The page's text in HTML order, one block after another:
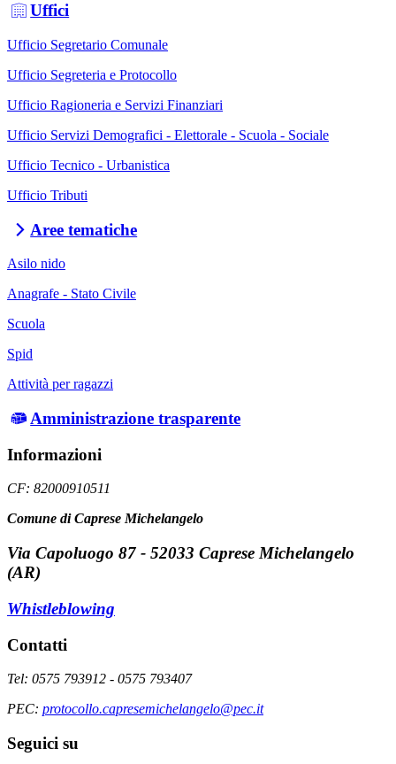
Uffici
Ufficio Segretario Comunale
Ufficio Segreteria e Protocollo
Ufficio Ragioneria e Servizi Finanziari
Ufficio Servizi Demografici - Elettorale - Scuola - Sociale
Ufficio Tecnico - Urbanistica
Ufficio Tributi
Aree tematiche
Asilo nido
Anagrafe - Stato Civile
Scuola
Spid
Attività per ragazzi
Amministrazione trasparente
Informazioni
CF: 82000910511
Comune di Caprese Michelangelo
Via Capoluogo 87 - 52033 Caprese Michelangelo
(AR)
Whistleblowing
Contatti
Tel: 0575 793912 - 0575 793407
PEC: protocollo.capresemichelangelo@pec.it
Seguici su